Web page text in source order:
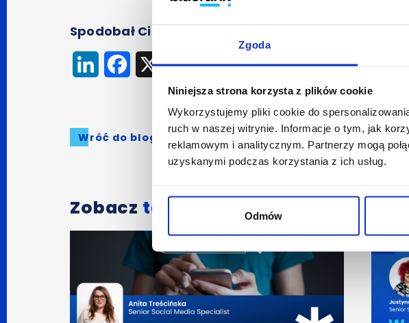
Zgoda
Niniejsza strona korzysta z plików cookie
Wykorzystujemy pliki cookie do
ruch w naszej witrynie. Informacje o tym, jak
reklamowym i analitycznym. Partnerzy mogą
uzyskanymi podczas korzystania z ich usług.
Odmów
Spodobał Ci się artykuł? Udostępnij go:
LinkedInFacebook
X
Wróć do bloga
Zobacz także: